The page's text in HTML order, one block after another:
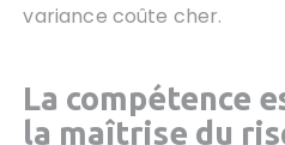
variance coûte cher.
La compétence
la maîtrise du